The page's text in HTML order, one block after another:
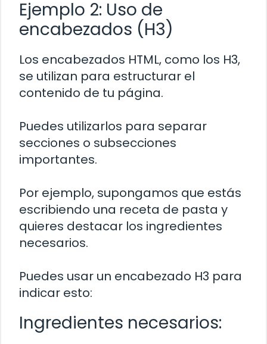
Ejemplo 2: Uso de
encabezados (H3)
Los encabezados HTML, como los H3,
se utilizan para estructurar el
contenido de tu página.
Puedes utilizarlos para separar
secciones o subsecciones
importantes.
Por ejemplo, supongamos que estás
escribiendo una receta de pasta y
quieres destacar los ingredientes
necesarios.
Puedes usar un encabezado H3 para
indicar esto:
Ingredientes necesarios: